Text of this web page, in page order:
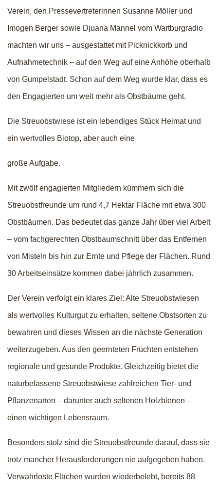
Verein, den Pressevertreterinnen Susanne Möller und
Imogen Berger sowie Djuana Mannel vom Wartburgradio
machten wir uns – ausgestattet mit Picknickkorb und
Aufnahmetechnik – auf den Weg auf eine Anhöhe oberhalb
von Gumpelstadt. Schon auf dem Weg wurde klar, dass es
den Engagierten um weit mehr als Obstbäume geht.
Die Streuobstwiese ist ein lebendiges Stück Heimat und
ein wertvolles Biotop, aber auch eine
große Aufgabe.
Mit zwölf engagierten Mitgliedern kümmern sich die
Streuobstfreunde um rund 4,7 Hektar Fläche mit etwa 300
Obstbäumen. Das bedeutet das ganze Jahr über viel Arbeit
– vom fachgerechten Obstbaumschnitt über das Entfernen
von Misteln bis hin zur Ernte und Pflege der Flächen. Rund
30 Arbeitseinsätze kommen dabei jährlich zusammen.
Der Verein verfolgt ein klares Ziel: Alte Streuobstwiesen
als wertvolles Kulturgut zu erhalten, seltene Obstsorten zu
bewahren und dieses Wissen an die nächste Generation
weiterzugeben. Aus den geernteten Früchten entstehen
regionale und gesunde Produkte. Gleichzeitig bietet die
naturbelassene Streuobstwiese zahlreichen Tier- und
Pflanzenarten – darunter auch seltenen Holzbienen –
einen wichtigen Lebensraum.
Besonders stolz sind die Streuobstfreunde darauf, dass sie
trotz mancher Herausforderungen nie aufgegeben haben.
Verwahrloste Flächen wurden wiederbelebt, bereits 88